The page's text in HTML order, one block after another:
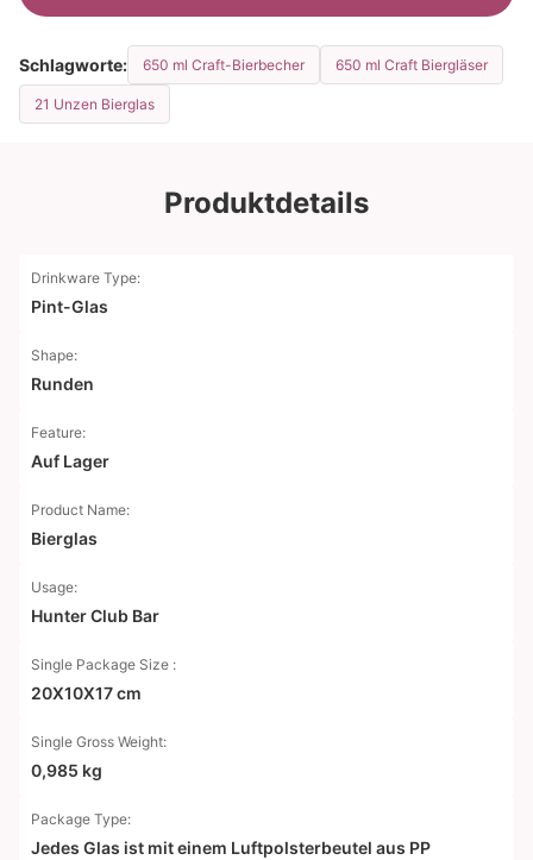
Schlagworte: 650 ml Craft-Bierbecher 650 ml Craft Biergläser
21 Unzen Bierglas
Produktdetails
Drinkware Type:
Pint-Glas
Shape:
Runden
Feature:
Auf Lager
Product Name:
Bierglas
Usage:
Hunter Club Bar
Single Package Size :
20X10X17 cm
Single Gross Weight:
0,985 kg
Package Type:
Jedes Glas ist mit einem Luftpolsterbeutel aus PP